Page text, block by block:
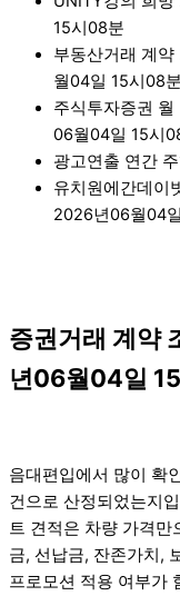
15시08분
부동산거래 계
월04일 15시08분
주식투자증권
06월04일 15시
광고연출 연간
유치원에간데이
2026년06월04
증권거래 계약
년06월04일
음대편입에서 많이 확
건으로 산정되었는지
트 견적은 차량 가격만
금, 선납금, 잔존가치,
프로모션 적용 여부가